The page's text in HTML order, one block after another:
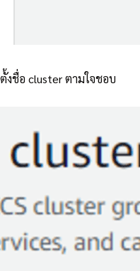
งชื่อ cluster ตามใจชอบ